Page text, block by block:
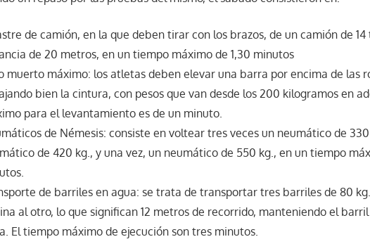
de camión, en la que deben tirar con los brazos, de un camión de 14
de 20 metros, en un tiempo máximo de 1,30 minutos
muerto máximo: los atletas deben elevar una barra por encima de las
bien la cintura, con pesos que van desde los 200 kilogramos en
para el levantamiento es de un minuto.
de Némesis: consiste en voltear tres veces un neumático de
de 420 kg., y una vez, un neumático de 550 kg., en un tiempo
de barriles en agua: se trata de transportar tres barriles de 80
al otro, lo que significan 12 metros de recorrido, manteniendo el
El tiempo máximo de ejecución son tres minutos.